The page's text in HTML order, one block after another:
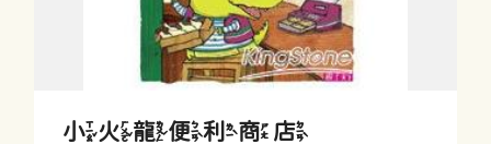
小火龍便利商店